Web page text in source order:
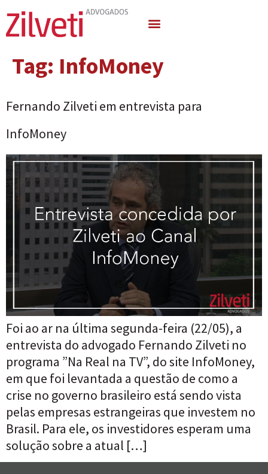
Tag: InfoMoney
Fernando Zilveti em entrevista para
InfoMoney
Foi ao ar na última segunda-feira (22/05), a
entrevista do advogado Fernando Zilveti no
programa ”Na Real na TV”, do site InfoMoney,
em que foi levantada a questão de como a
crise no governo brasileiro está sendo vista
pelas empresas estrangeiras que investem no
Brasil. Para ele, os investidores esperam uma
solução sobre a atual […]